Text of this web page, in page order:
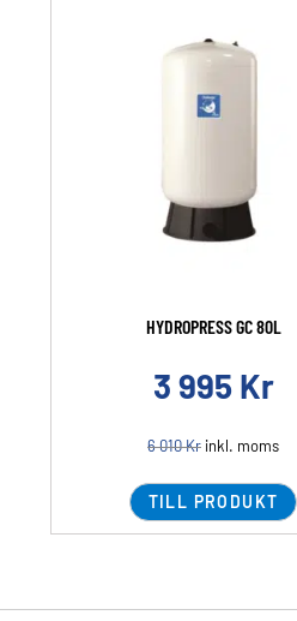
HYDROPRESS GC 80L
3 995 Kr
6 010Kr inkl. moms
TILL PRODUKT